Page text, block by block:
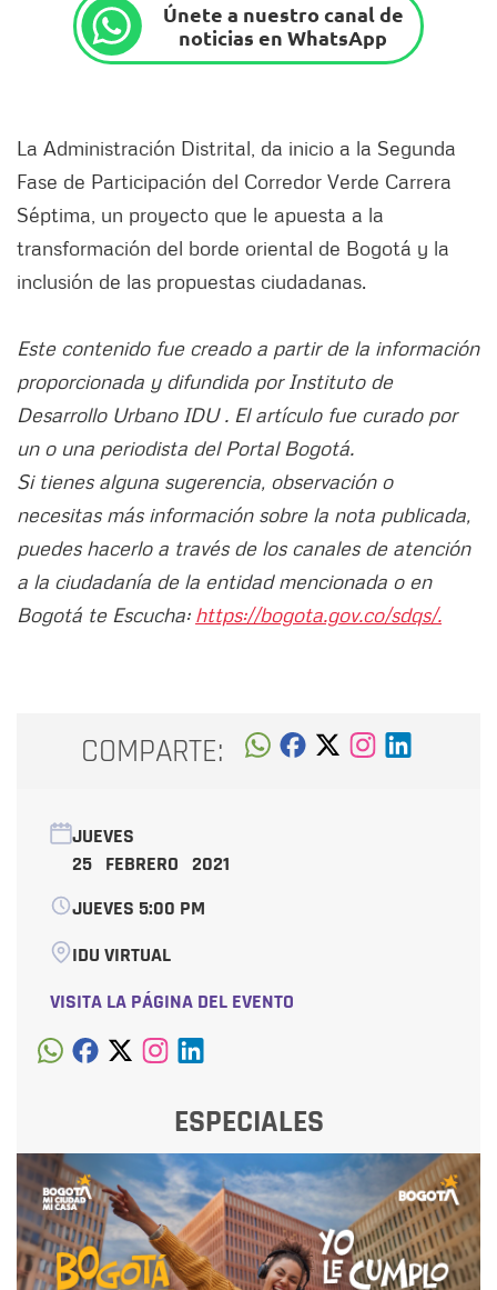
Únete a nuestro canal de
noticias en WhatsApp
La Administración Distrital, da inicio a la Segunda
Fase de Participación del Corredor Verde Carrera
Séptima, un proyecto que le apuesta a la
transformación del borde oriental de Bogotá y la
inclusión de las propuestas ciudadanas.
Este contenido fue creado a partir de la información
proporcionada y difundida por Instituto de
Desarrollo Urbano IDU . El artículo fue curado por
un o una periodista del Portal Bogotá.
Si tienes alguna sugerencia, observación o
necesitas más información sobre la nota publicada,
puedes hacerlo a través de los canales de atención
a la ciudadanía de la entidad mencionada o en
Bogotá te Escucha: https://bogota.gov.co/sdqs/.
COMPARTE:
JUEVES
25 FEBRERO 2021
JUEVES 5:00 PM
IDU VIRTUAL
VISITA LA PÁGINA DEL EVENTO
ESPECIALES